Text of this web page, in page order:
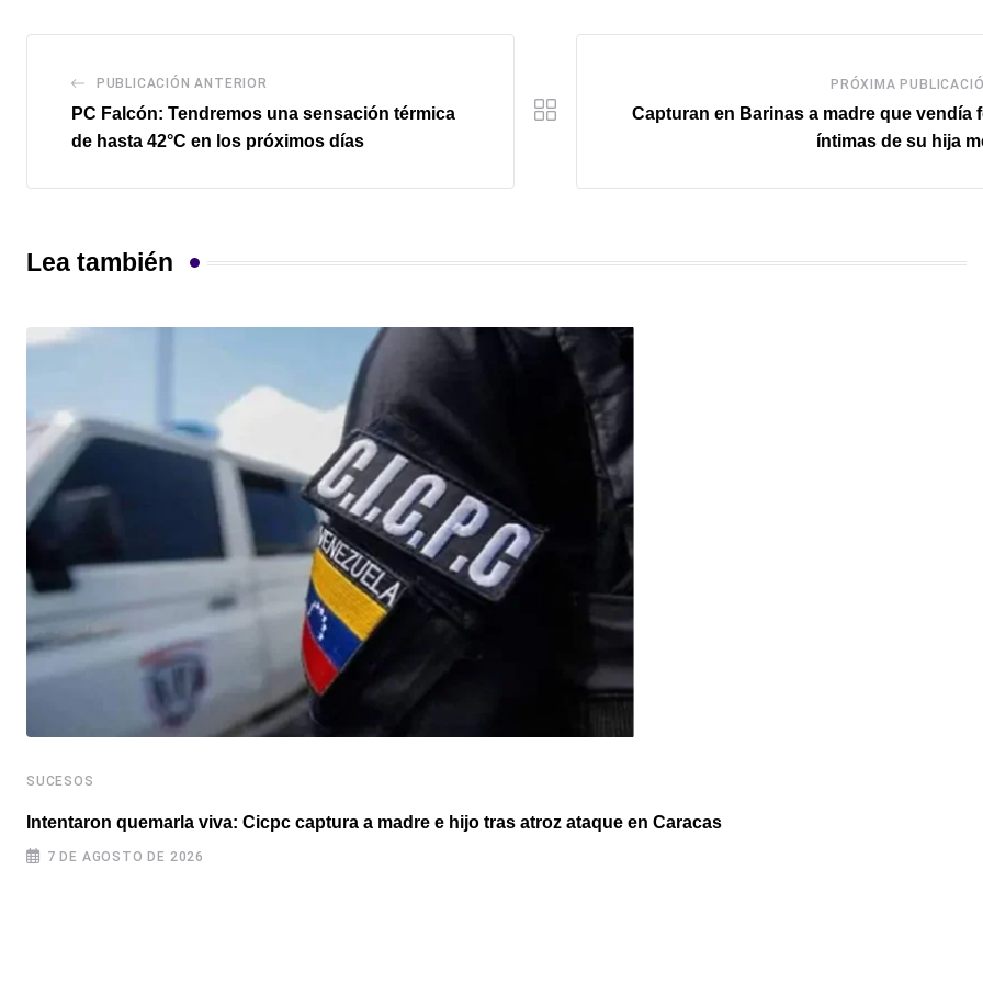
PUBLICACIÓN ANTERIOR
PC Falcón: Tendremos una sensación térmica
de hasta 42°C en los próximos días
PRÓXIMA
Capturan en Barinas a madre que vendía
íntimas de su hija
Lea también
SUCESOS
Intentaron quemarla viva: Cicpc captura a madre e hijo tras atroz ataque en Caracas
7 DE AGOSTO DE 2026